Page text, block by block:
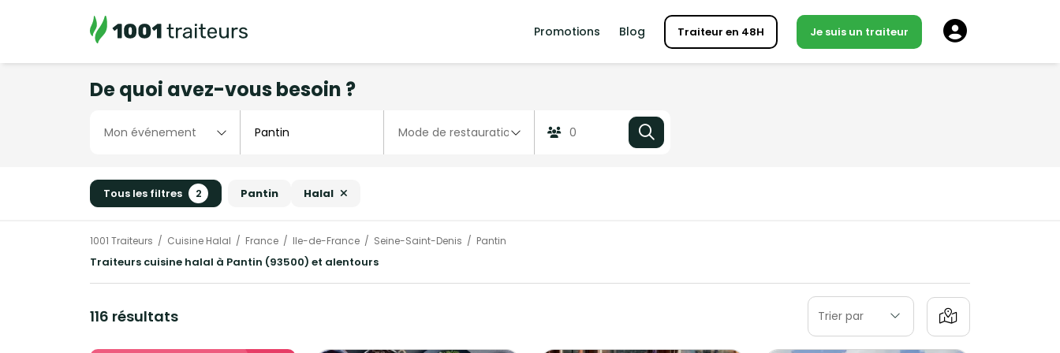
Promotions Blog Traiteur en 48H Je suis un traiteur
De quoi avez-vous besoin ?
Tous les filtres 2 Pantin Halal
1001 Traiteurs Cuisine Halal France Ile-de-France Seine-Saint-Denis Pantin
Traiteurs cuisine halal à Pantin (93500) et alentours
116 résultats Trier par